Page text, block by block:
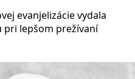
evanjelizácie vydala
lepšom prežívaní